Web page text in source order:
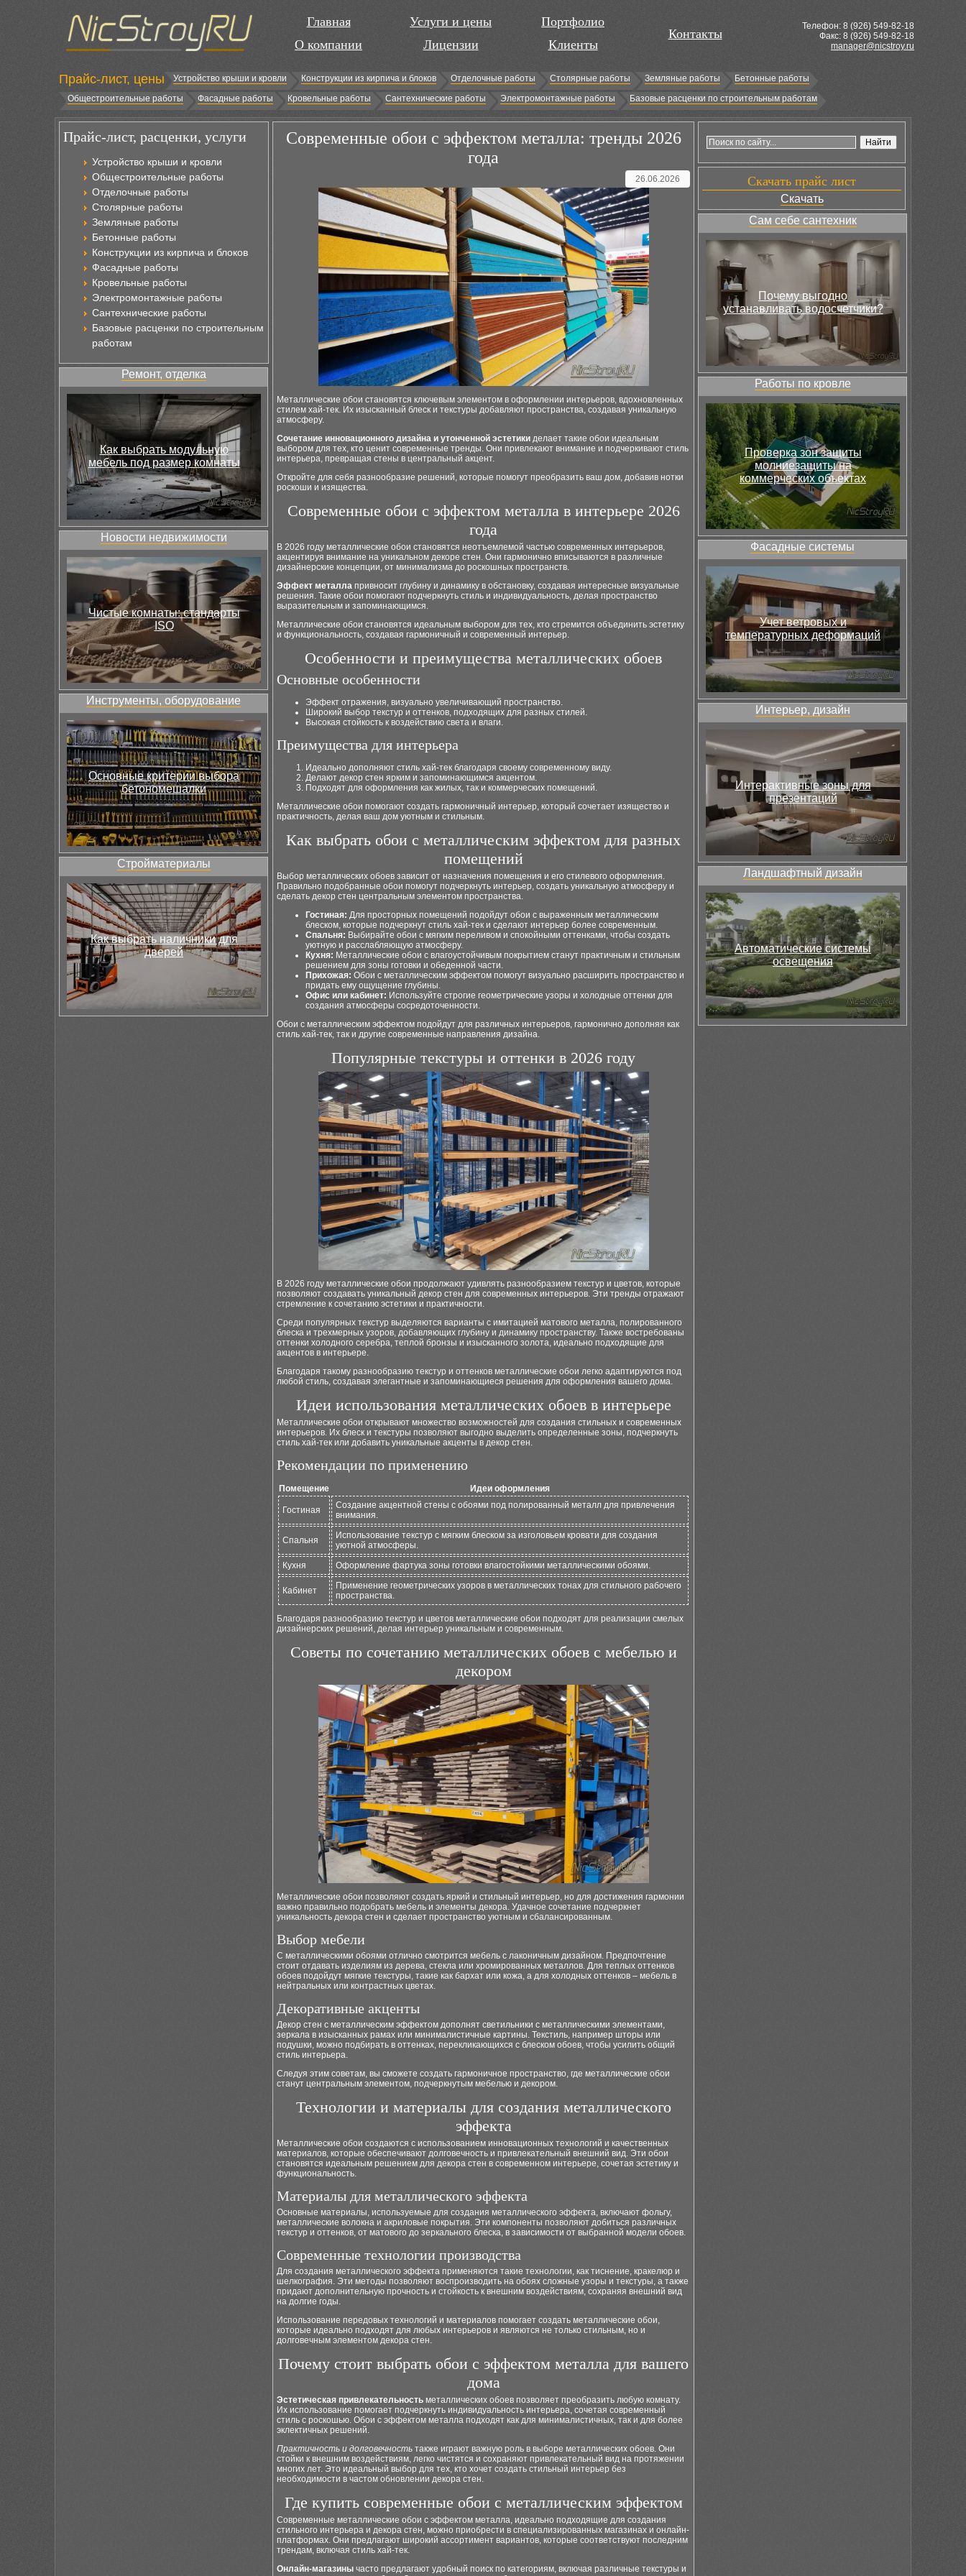
Главная
О компании
Услуги и цены
Лицензии
Портфолио
Клиенты
Контакты
Телефон: 8 (926) 549-82-18
Факс: 8 (926) 549-82-18
manager@nicstroy.ru
Прайс-лист, цены Устройство крыши и кровли Конструкции из кирпича и блоков Отделочные работы Столярные работы Земляные работы
Бетонные работы
Общестроительные работы
Фасадные работы Кровельные работы Сантехнические работы Электромонтажные работы Базовые расценки по строительным работам
Прайс-лист, расценки, услуги
Устройство крыши и кровли
Общестроительные работы
Отделочные работы
Столярные работы
Земляные работы
Бетонные работы
Конструкции из кирпича и блоков
Фасадные работы
Кровельные работы
Электромонтажные работы
Сантехнические работы
Базовые расценки по строительным
работам
Ремонт, отделка
Как выбрать модульную
мебель под размер комнаты
Новости недвижимости
Чистые комнаты: стандарты
ISO
Инструменты, оборудование
Основные критерии выбора
бетономешалки
Стройматериалы
Как выбрать наличники для
дверей
Современные обои с эффектом металла: тренды 2026
года
26.06.2026
Металлические обои становятся ключевым элементом в оформлении интерьеров, вдохновленных
стилем хай-тек. Их изысканный блеск и текстуры добавляют пространства, создавая уникальную
атмосферу.
Сочетание инновационного дизайна и утонченной эстетики делает такие обои идеальным
выбором для тех, кто ценит современные тренды. Они привлекают внимание и подчеркивают стиль
интерьера, превращая стены в центральный акцент.
Откройте для себя разнообразие решений, которые помогут преобразить ваш дом, добавив нотки
роскоши и изящества.
Современные обои с эффектом металла в интерьере 2026
года
В 2026 году металлические обои становятся неотъемлемой частью современных интерьеров,
акцентируя внимание на уникальном декоре стен. Они гармонично вписываются в различные
дизайнерские концепции, от минимализма до роскошных пространств.
Эффект металла привносит глубину и динамику в обстановку, создавая интересные визуальные
решения. Такие обои помогают подчеркнуть стиль и индивидуальность, делая пространство
выразительным и запоминающимся.
Металлические обои становятся идеальным выбором для тех, кто стремится объединить эстетику
и функциональность, создавая гармоничный и современный интерьер.
Особенности и преимущества металлических обоев
Основные особенности
Эффект отражения, визуально увеличивающий пространство.
Широкий выбор текстур и оттенков, подходящих для разных стилей.
Высокая стойкость к воздействию света и влаги.
Преимущества для интерьера
Идеально дополняют стиль хай-тек благодаря своему современному виду.
Делают декор стен ярким и запоминающимся акцентом.
Подходят для оформления как жилых, так и коммерческих помещений.
Металлические обои помогают создать гармоничный интерьер, который сочетает изящество и
практичность, делая ваш дом уютным и стильным.
Как выбрать обои с металлическим эффектом для разных
помещений
Выбор металлических обоев зависит от назначения помещения и его стилевого оформления.
Правильно подобранные обои помогут подчеркнуть интерьер, создать уникальную атмосферу и
сделать декор стен центральным элементом пространства.
Гостиная: Для просторных помещений подойдут обои с выраженным металлическим
блеском, которые подчеркнут стиль хай-тек и сделают интерьер более современным.
Спальня: Выбирайте обои с мягким переливом и спокойными оттенками, чтобы создать
уютную и расслабляющую атмосферу.
Кухня: Металлические обои с влагоустойчивым покрытием станут практичным и стильным
решением для зоны готовки и обеденной части.
Прихожая: Обои с металлическим эффектом помогут визуально расширить пространство и
придать ему ощущение глубины.
Офис или кабинет: Используйте строгие геометрические узоры и холодные оттенки для
создания атмосферы сосредоточенности.
Обои с металлическим эффектом подойдут для различных интерьеров, гармонично дополняя как
стиль хай-тек, так и другие современные направления дизайна.
Популярные текстуры и оттенки в 2026 году
В 2026 году металлические обои продолжают удивлять разнообразием текстур и цветов, которые
позволяют создавать уникальный декор стен для современных интерьеров. Эти тренды отражают
стремление к сочетанию эстетики и практичности.
Среди популярных текстур выделяются варианты с имитацией матового металла, полированного
блеска и трехмерных узоров, добавляющих глубину и динамику пространству. Также востребованы
оттенки холодного серебра, теплой бронзы и изысканного золота, идеально подходящие для
акцентов в интерьере.
Благодаря такому разнообразию текстур и оттенков металлические обои легко адаптируются под
любой стиль, создавая элегантные и запоминающиеся решения для оформления вашего дома.
Идеи использования металлических обоев в интерьере
Металлические обои открывают множество возможностей для создания стильных и современных
интерьеров. Их блеск и текстуры позволяют выгодно выделить определенные зоны, подчеркнуть
стиль хай-тек или добавить уникальные акценты в декор стен.
Рекомендации по применению
Помещение Идеи оформления
Гостиная
Создание акцентной стены с обоями под полированный металл для привлечения
внимания.
Спальня
Использование текстур с мягким блеском за изголовьем кровати для создания
уютной атмосферы.
Кухня
Оформление фартука зоны готовки влагостойкими металлическими обоями.
Кабинет
Применение геометрических узоров в металлических тонах для стильного рабочего
пространства.
Благодаря разнообразию текстур и цветов металлические обои подходят для реализации смелых
дизайнерских решений, делая интерьер уникальным и современным.
Советы по сочетанию металлических обоев с мебелью и
декором
Металлические обои позволяют создать яркий и стильный интерьер, но для достижения гармонии
важно правильно подобрать мебель и элементы декора. Удачное сочетание подчеркнет
уникальность декора стен и сделает пространство уютным и сбалансированным.
Выбор мебели
С металлическими обоями отлично смотрится мебель с лаконичным дизайном. Предпочтение
стоит отдавать изделиям из дерева, стекла или хромированных металлов. Для теплых оттенков
обоев подойдут мягкие текстуры, такие как бархат или кожа, а для холодных оттенков – мебель в
нейтральных или контрастных цветах.
Декоративные акценты
Декор стен с металлическим эффектом дополнят светильники с металлическими элементами,
зеркала в изысканных рамах или минималистичные картины. Текстиль, например шторы или
подушки, можно подбирать в оттенках, перекликающихся с блеском обоев, чтобы усилить общий
стиль интерьера.
Следуя этим советам, вы сможете создать гармоничное пространство, где металлические обои
станут центральным элементом, подчеркнутым мебелью и декором.
Технологии и материалы для создания металлического
эффекта
Металлические обои создаются с использованием инновационных технологий и качественных
материалов, которые обеспечивают долговечность и привлекательный внешний вид. Эти обои
становятся идеальным решением для декора стен в современном интерьере, сочетая эстетику и
функциональность.
Материалы для металлического эффекта
Основные материалы, используемые для создания металлического эффекта, включают фольгу,
металлические волокна и акриловые покрытия. Эти компоненты позволяют добиться различных
текстур и оттенков, от матового до зеркального блеска, в зависимости от выбранной модели обоев.
Современные технологии производства
Для создания металлического эффекта применяются такие технологии, как тиснение, кракелюр и
шелкография. Эти методы позволяют воспроизводить на обоях сложные узоры и текстуры, а также
придают дополнительную прочность и стойкость к внешним воздействиям, сохраняя внешний вид
на долгие годы.
Использование передовых технологий и материалов помогает создать металлические обои,
которые идеально подходят для любых интерьеров и являются не только стильным, но и
долговечным элементом декора стен.
Почему стоит выбрать обои с эффектом металла для вашего
дома
Эстетическая привлекательность металлических обоев позволяет преобразить любую комнату.
Их использование помогает подчеркнуть индивидуальность интерьера, сочетая современный
стиль с роскошью. Обои с эффектом металла подходят как для минималистичных, так и для более
эклектичных решений.
Практичность и долговечность также играют важную роль в выборе металлических обоев. Они
стойки к внешним воздействиям, легко чистятся и сохраняют привлекательный вид на протяжении
многих лет. Это идеальный выбор для тех, кто хочет создать стильный интерьер без
необходимости в частом обновлении декора стен.
Где купить современные обои с металлическим эффектом
Современные металлические обои с эффектом металла, идеально подходящие для создания
стильного интерьера и декора стен, можно приобрести в специализированных магазинах и онлайн-
платформах. Они предлагают широкий ассортимент вариантов, которые соответствуют последним
трендам, включая стиль хай-тек.
Онлайн-магазины часто предлагают удобный поиск по категориям, включая различные текстуры и
Скачать прайс лист
Скачать
Сам себе сантехник
Почему выгодно
устанавливать водосчетчики?
Работы по кровле
Проверка зон защиты
молниезащиты на
коммерческих объектах
Фасадные системы
Учет ветровых и
температурных деформаций
Интерьер, дизайн
Интерактивные зоны для
презентаций
Ландшафтный дизайн
Автоматические системы
освещения